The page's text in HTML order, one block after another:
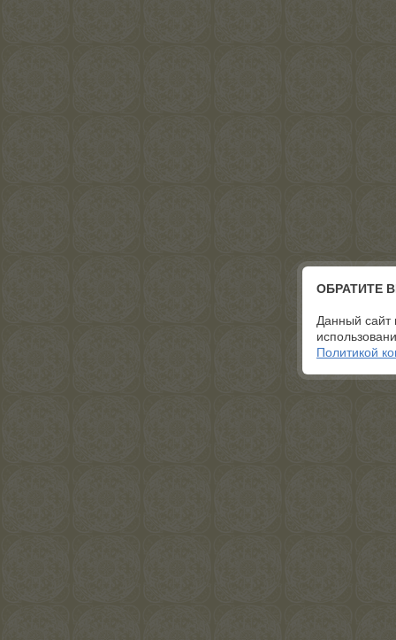
ОБРАТИТЕ
Данный сайт
Политикой